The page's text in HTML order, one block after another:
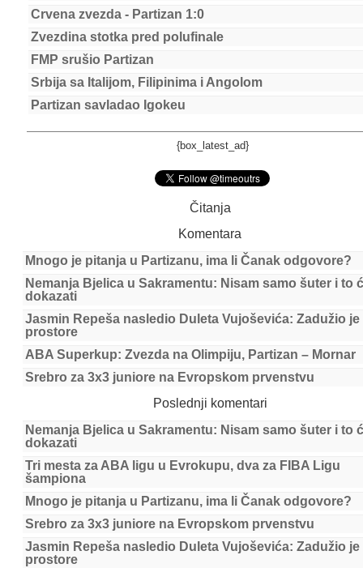
Crvena zvezda - Partizan 1:0
Zvezdina stotka pred polufinale
FMP srušio Partizan
Srbija sa Italijom, Filipinima i Angolom
Partizan savladao Igokeu
{box_latest_ad}
Čitanja
Komentara
Mnogo je pitanja u Partizanu, ima li Čanak odgovore?
Nemanja Bjelica u Sakramentu: Nisam samo šuter i to
dokazati
Jasmin Repeša nasledio Duleta Vujoševića: Zadužio je
prostore
ABA Superkup: Zvezda na Olimpiju, Partizan – Mornar
Srebro za 3x3 juniore na Evropskom prvenstvu
Poslednji komentari
Nemanja Bjelica u Sakramentu: Nisam samo šuter i to
dokazati
Tri mesta za ABA ligu u Evrokupu, dva za FIBA Ligu
šampiona
Mnogo je pitanja u Partizanu, ima li Čanak odgovore?
Srebro za 3x3 juniore na Evropskom prvenstvu
Jasmin Repeša nasledio Duleta Vujoševića: Zadužio je
prostore